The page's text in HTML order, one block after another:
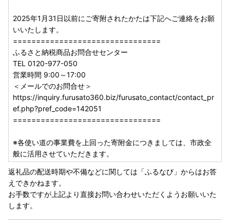
2025年1月31日以前にご寄附されたかたは下記へご連絡をお願
いいたします。
================================
ふるさと納税商品お問合せセンター
TEL 0120-977-050
営業時間 9:00～17:00
＜メールでのお問合せ＞
https://inquiry.furusato360.biz/furusato_contact/contact_pr
ef.php?pref_code=142051
================================
※各使い道の事業費を上回った寄附金につきましては、市政全
般に活用させていただきます。
返礼品の配送時期や不備などに関しては「ふるなび」からはお答
えできかねます。
お手数ですが上記より直接お問い合わせいただくようお願いいた
します。